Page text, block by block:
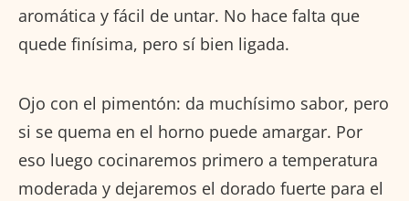
aromática y fácil de untar. No hace falta que
quede finísima, pero sí bien ligada.
Ojo con el pimentón: da muchísimo sabor, pero
si se quema en el horno puede amargar. Por
eso luego cocinaremos primero a temperatura
moderada y dejaremos el dorado fuerte para el